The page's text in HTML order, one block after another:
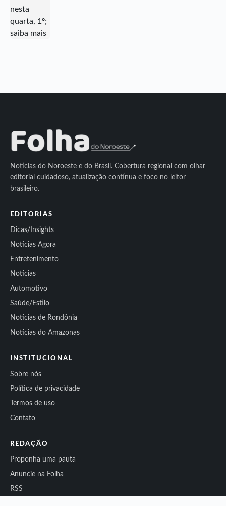
Notícias do Noroeste e do Brasil. Cobertura regional com olhar
editorial cuidadoso, atualização contínua e foco no leitor
brasileiro.
EDITORIAS
Dicas/Insights
Notícias Agora
Entretenimento
Notícias
Automotivo
Saúde/Estilo
Notícias de Rondônia
Notícias do Amazonas
INSTITUCIONAL
Sobre nós
Política de privacidade
Termos de uso
Contato
REDAÇÃO
Proponha uma pauta
Anuncie na Folha
RSS